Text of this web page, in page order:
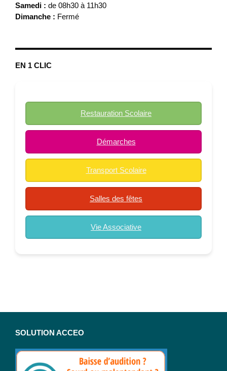
Samedi : de 08h30 à 11h30
Dimanche : Fermé
EN 1 CLIC
Restauration Scolaire
Démarches
Transport Scolaire
Salles des fêtes
Vie Associative
SOLUTION ACCEO